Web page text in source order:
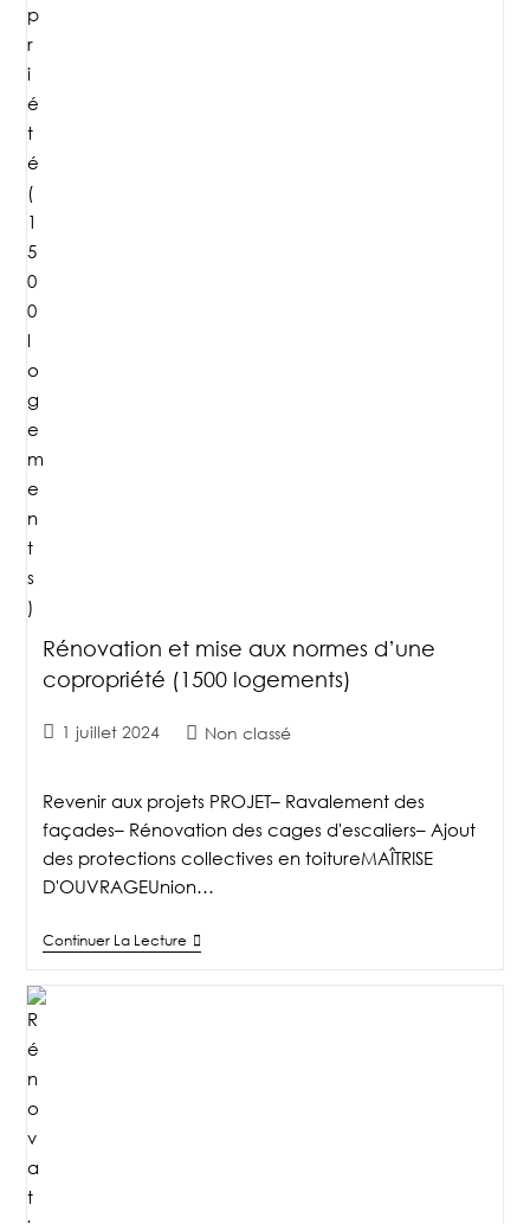
Rénovation et mise aux normes d’une
copropriété (1500 logements)
1 juillet 2024 Non classé
Revenir aux projets PROJET– Ravalement des
façades– Rénovation des cages d'escaliers– Ajout
des protections collectives en toitureMAÎTRISE
D'OUVRAGEUnion…
Continuer La Lecture